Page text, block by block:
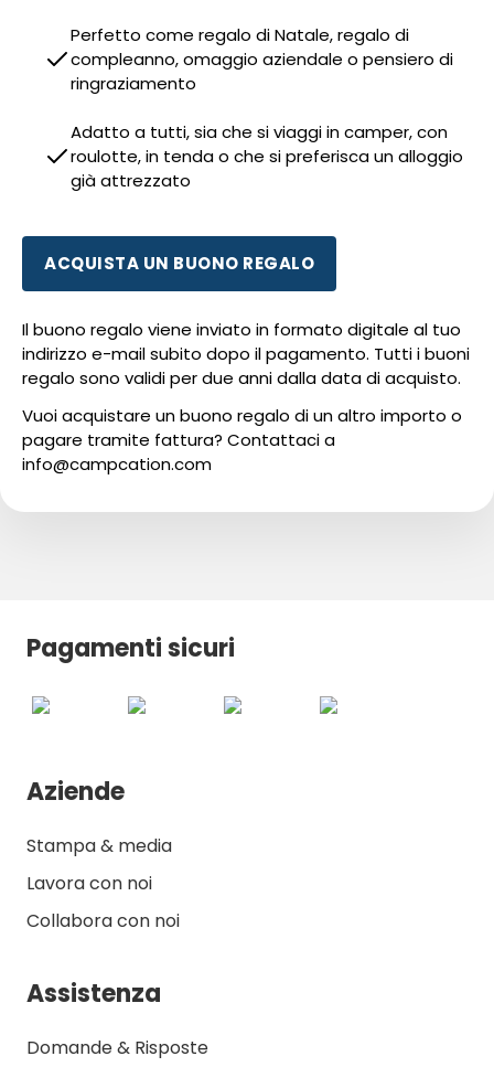
Perfetto come regalo di Natale, regalo di
compleanno, omaggio aziendale o pensiero di
ringraziamento
Adatto a tutti, sia che si viaggi in camper, con
roulotte, in tenda o che si preferisca un alloggio
già attrezzato
ACQUISTA UN BUONO REGALO
Il buono regalo viene inviato in formato digitale al tuo
indirizzo e-mail subito dopo il pagamento. Tutti i buoni
regalo sono validi per due anni dalla data di acquisto.
Vuoi acquistare un buono regalo di un altro importo o
pagare tramite fattura? Contattaci a
info@campcation.com
Pagamenti sicuri
Aziende
Stampa & media
Lavora con noi
Collabora con noi
Assistenza
Domande & Risposte